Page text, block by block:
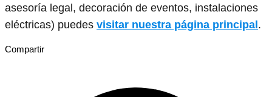
asesoría legal, decoración de eventos, instalaciones
eléctricas) puedes visitar nuestra página principal.
Compartir